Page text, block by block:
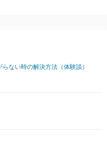
ない時の解決方法（体験談）